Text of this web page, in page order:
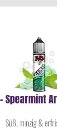
Spearmint
Süß, minzig &